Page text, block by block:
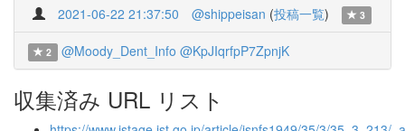
2021-06-22 21:37:50 @shippeisan (投稿一覧) 3
2 @Moody_Dent_Info @KpJIqrfpP7ZpnjK
収集済み URL リスト